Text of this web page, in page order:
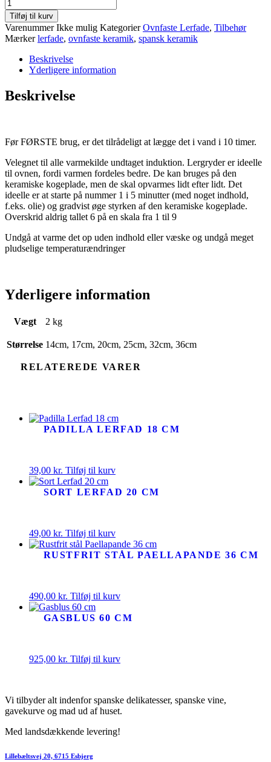
Lerfad
Graupera
antal
Tilføj til kurv
VarenummerIkke mulig Kategorier Ovnfaste Lerfade, Tilbehør
Mærker lerfade, ovnfaste keramik, spansk keramik
Beskrivelse
Yderligere information
Beskrivelse
Før FØRSTE brug, er det tilrådeligt at lægge det i vand i 10 timer.
Velegnet til alle varmekilde undtaget induktion. Lergryder er ideelle
til ovnen, fordi varmen fordeles bedre. De kan bruges på den
keramiske kogeplade, men de skal opvarmes lidt efter lidt. Det
ideelle er at starte på nummer 1 i 5 minutter (med noget indhold,
f.eks. olie) og gradvist øge styrken af ​​den keramiske kogeplade.
Overskrid aldrig tallet 6 på en skala fra 1 til 9
Undgå at varme det op uden indhold eller væske og undgå meget
pludselige temperaturændringer
Yderligere information
Vægt 2 kg
Størrelse 14cm, 17cm, 20cm, 25cm, 32cm, 36cm
RELATEREDE VARER
PADILLA LERFAD 18 CM
39,00 kr. Tilføj til kurv
SORT LERFAD 20 CM
49,00 kr. Tilføj til kurv
RUSTFRIT STÅL PAELLAPANDE 36 CM
490,00 kr. Tilføj til kurv
GASBLUS 60 CM
925,00 kr. Tilføj til kurv
Vi tilbyder alt indenfor spanske delikatesser, spanske vine,
gavekurve og mad ud af huset.
Med landsdækkende levering!
Lillebæltsvej 20, 6715 Esbjerg